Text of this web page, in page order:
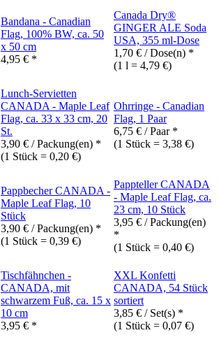
Bandana - Canadian
Flag, 100% BW, ca. 50
x 50 cm
4,95 € *
Canada Dry®
GINGER ALE Soda
USA, 355 ml-Dose
1,70 € / Dose(n) *
(1 l = 4,79 €)
Lunch-Servietten
CANADA - Maple Leaf
Flag, ca. 33 x 33 cm, 20
St.
3,90 € / Packung(en) *
(1 Stück = 0,20 €)
Ohrringe - Canadian
Flag, 1 Paar
6,75 € / Paar *
(1 Stück = 3,38 €)
Pappbecher CANADA -
Maple Leaf Flag, 10
Stück
3,90 € / Packung(en) *
(1 Stück = 0,39 €)
Pappteller CANADA
- Maple Leaf Flag, ca.
23 cm, 10 Stück
3,95 € / Packung(en)
*
(1 Stück = 0,40 €)
Tischfähnchen -
CANADA, mit
schwarzem Fuß, ca. 15 x
10 cm
3,95 € *
XXL Konfetti
CANADA, 54 Stück
sortiert
3,85 € / Set(s) *
(1 Stück = 0,07 €)